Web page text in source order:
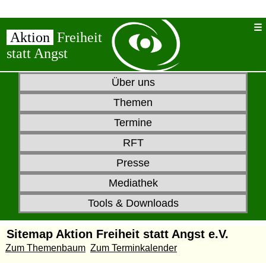
Aktion Freiheit
statt Angst
Über uns
Themen
Termine
RFT
Presse
Mediathek
Tools & Downloads
Sitemap Aktion Freiheit statt Angst e.V.
Zum Themenbaum Zum Terminkalender